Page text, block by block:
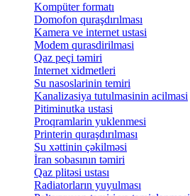
Kompüter formatı
Domofon quraşdırılması
Kamera ve internet ustasi
Modem qurasdirilmasi
Qaz peçi təmiri
Internet xidmetleri
Su nasoslarinin temiri
Kanalizasiya tutulmasinin acilmasi
Pitiminutka ustasi
Proqramlarin yuklenmesi
Printerin quraşdırılması
Su xəttinin çəkilməsi
İran sobasının təmiri
Qaz plitəsi ustası
Radiatorların yuyulması